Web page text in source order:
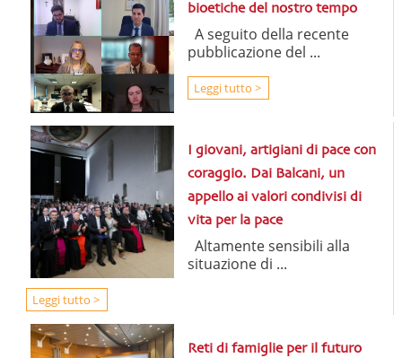
bioetiche del nostro tempo
A seguito della recente
pubblicazione del ...
Leggi tutto >
I giovani, artigiani di pace con
coraggio. Dai Balcani, un
appello ai valori condivisi di
vita per la pace
Altamente sensibili alla
situazione di ...
Leggi tutto >
Reti di famiglie per il futuro